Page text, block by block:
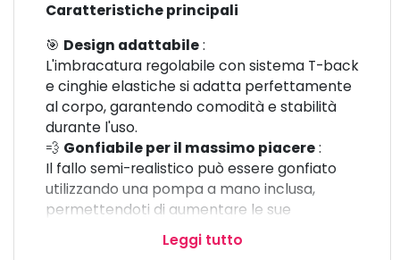
Caratteristiche principali
🎯 Design adattabile:
L'imbracatura regolabile con sistema T-back
e cinghie elastiche si adatta perfettamente
al corpo, garantendo comodità e stabilità
durante l'uso.
💨 Gonfiabile per il massimo piacere:
Il fallo semi-realistico può essere gonfiato
utilizzando una pompa a mano inclusa,
permettendoti di aumentare le sue
dimensioni per soddisfare ogni desiderio. Una
valvola di rilascio rapido consente di
Leggi tutto